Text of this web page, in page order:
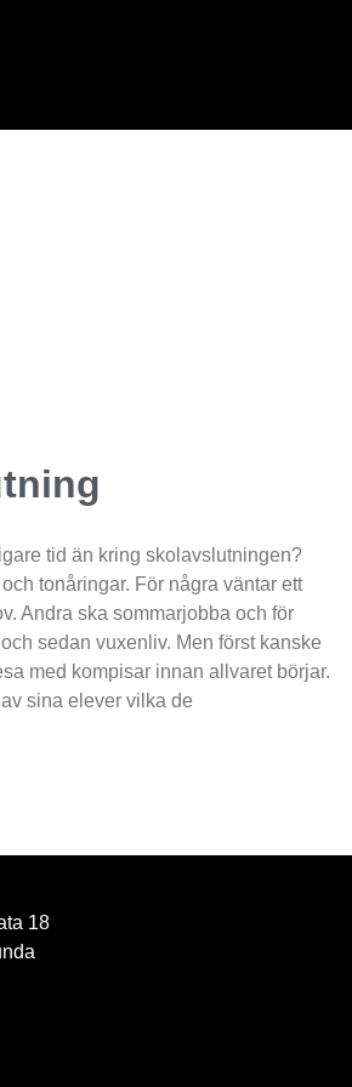
tid än kring skolavslutningen?
tonåringar. För några väntar ett
Andra ska sommarjobba och för
sedan vuxenliv. Men först kanske
med kompisar innan allvaret börjar.
sina elever vilka de
18